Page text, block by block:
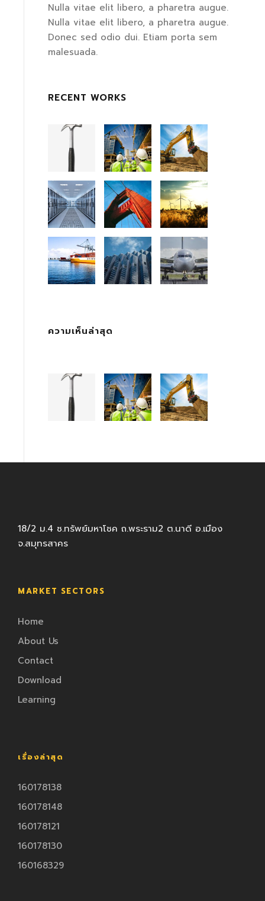
Nulla vitae elit libero, a pharetra augue.
Nulla vitae elit libero, a pharetra augue.
Donec sed odio dui. Etiam porta sem
malesuada.
RECENT WORKS
ความเห็นล่าสุด
18/2 ม.4 ซ.ทรัพย์มหาโชค ถ.พระราม2 ต.นาดี อ.เมือง
จ.สมุทรสาคร
MARKET SECTORS
Home
About Us
Contact
Download
Learning
เรื่องล่าสุด
160178138
160178148
160178121
160178130
160168329